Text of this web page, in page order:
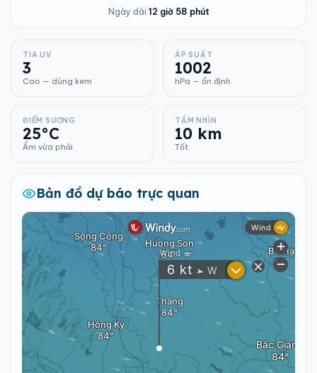
Ngày dài 12 giờ 58 phút
TIA UV
3
Cao — dùng kem
ÁP SUẤT
1002
hPa — ổn định
ĐIỂM SƯƠNG
25°C
Ẩm vừa phải
TẦM NHÌN
10 km
Tốt
Bản đồ dự báo trực quan